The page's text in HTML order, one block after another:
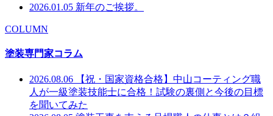
2026.01.05 新年のご挨拶。
COLUMN
塗装専門家コラム
2026.08.06
【祝・国家資格合格】中山コーティング職
人が一級塗装技能士に合格！試験の裏側と今後の目標
を聞いてみた